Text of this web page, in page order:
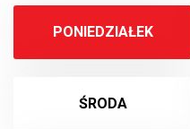
PONIEDZIAŁEK
ŚRODA